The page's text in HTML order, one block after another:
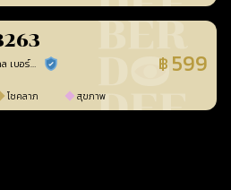
อภิญญาเบอร์มงคล เบอร์สวยเลขศาสตร์ ร้านยืนยันแล้ว ฿ 599
โชคลาภ สุขภาพ